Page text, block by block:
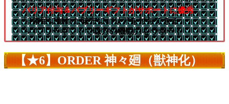
バリア付与＆バブリーギフトがサポートに優秀
└3体目に触れた味方にバリアを付与できる
└バブリーギフトで味方の機動力をサポート
【★6】ORDER 神々廻（獣神化）